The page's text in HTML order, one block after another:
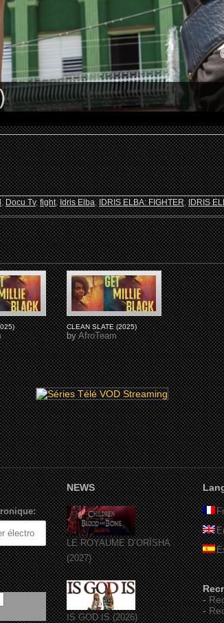
,Docu Tv,fight,Idris Elba,IDRIS ELBA: FIGHTER,IDRIS
CLEAN SLATE (2025)
byAfroTeam
NEWS
LE ROYAUME D’ORÏSHA
(2027)
IS GOD IS (2026)
-
-